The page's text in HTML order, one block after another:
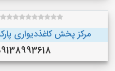
مرکز پخش کاغذدیواری
09138993618